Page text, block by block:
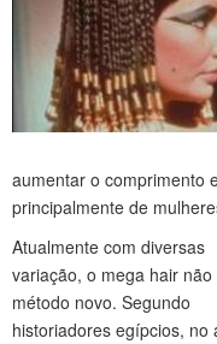
aumentar o comprimento
principalmente de
Atualmente com diversas
variação, o mega hair não
método novo. Segundo
historiadores egípcios, no